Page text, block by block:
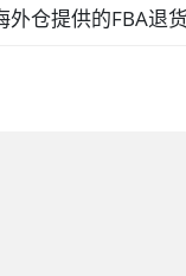
仓提供的FBA退